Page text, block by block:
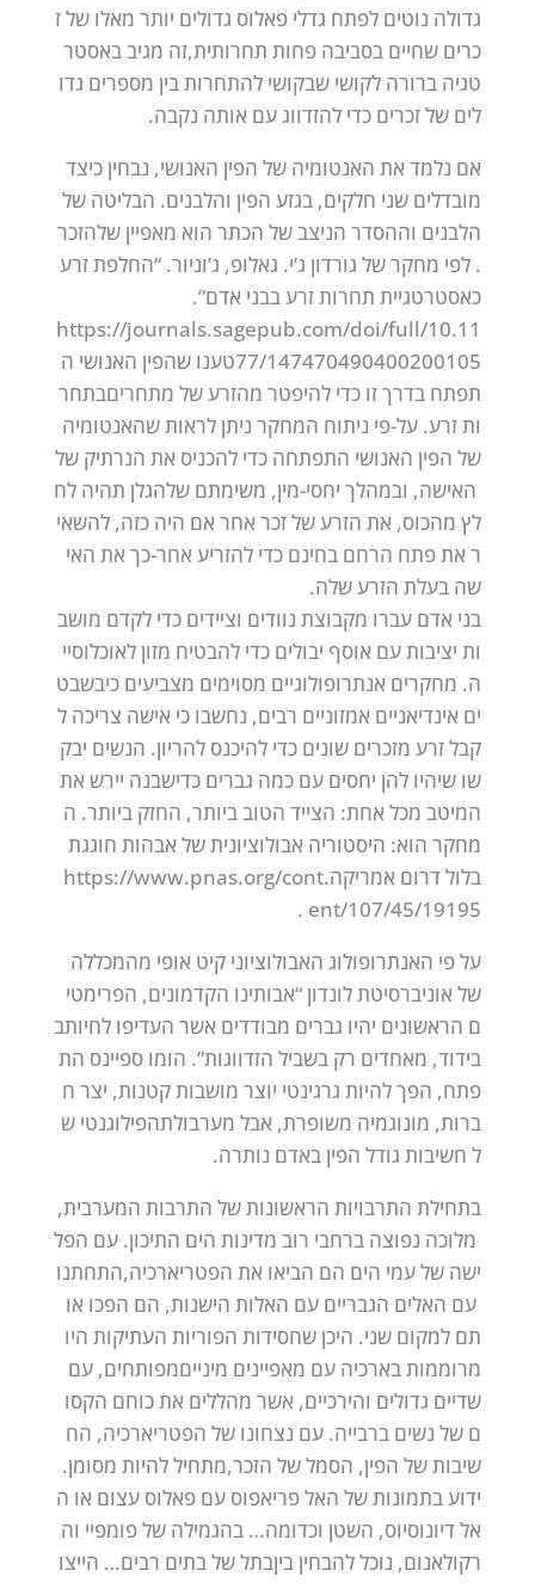
גדולה נוטים לפתח גדלי פאלוס גדולים יותר מאלו שלז
כרים שחיים בסביבה פחות תחרותית,זה מגיבבאסטר
טגיה ברורה לקושי שבקושי להתחרותבין מספרים גדו
לים שלזכרים כדי להזדווגעם אותה נקבה.
אם נלמד את האנטומיה של הפין האנושי, נבחין כיצד
מובדלים שני חלקים, בגזע הפין והלבנים. הבליטה של
הלבנים וההסדר הניצבשל הכתר הוא מאפיין שלהזכר
. לפי מחקרשל גורדון ג’י. גאלופ, ג’וניור. “החלפתזרע
כאסטרטגיית תחרותזרעבבני אדם”.
https://journals.sagepub.com/doi/full/10.11
77/147470490400200105טענו שהפין האנושי ה
תפתח בדרךזו כדי להיפטר מהזרעשל מתחריםבתחר
ותזרע. על-פי ניתוח המחקר ניתן לראותשהאנטומיה
של הפין האנושי התפתחה כדי להכניס את הנרתיק של
האישה, ובמהלך יחסי-מין, משימתם שלהגלן תהיה לח
לץ מהכוס, את הזרעשלזכר אחר אם היה כזה, להשאי
ר אתפתח הרחם בחינם כדי להזריע אחר-כך את האי
שה בעלת הזרעשלה.
בני אדם עברו מקבוצת נוודים וציידים כדי לקדם מושב
ות יציבותעם אוסף יבולים כדי להבטיח מזון לאוכלוסיי
ה. מחקרים אנתרופולוגיים מסוימים מצביעים כיבשבט
ים אינדיאניים אמזוניים רבים, נחשבו כי אישה צריכה ל
קבלזרע מזכרים שונים כדי להיכנס להריון. הנשים יבק
שו שיהיו להן יחסים עם כמה גברים כדישבנה יירש את
המיטב מכל אחת: הצייד הטובביותר, החזק ביותר. ה
מחקר הוא: היסטוריה אבולוציוניתשל אבהות חוגגת
בלולדרום אמריקה.https://www.pnas.org/cont
ent/107/45/19195
.
עלפי האנתרופולוג האבולוציוני קיט אופי מהמכללה
של אוניברסיטתלונדון “אבותינו הקדמונים, הפרימטי
ם הראשונים יהיו גברים מבודדים אשר העדיפו לחיותב
בידוד, מאחדים רק בשביל הזדווגות”. הומו ספיינס הת
פתח, הפךלהיות גרגינטי יוצר מושבותקטנות, יצר ח
ברות, מונוגמיה משופרת, אבל מערבולתהפילוגנטי ש
ל חשיבות גודל הפין באדם נותרה.
בתחילת התרבויות הראשונותשל התרבות המערבית,
מלוכה נפוצה ברחבי רוב מדינות הים התיכון. עם הפל
ישה שלעמי הים הם הביאו את הפטריארכיה,התחתנו
עם האלים הגבריים עם האלות הישנות, הם הפכו או
תם למקום שני. היכן שחסידות הפוריות העתיקות היו
מרוממותבארכיה עם מאפיינים מינייםמפותחים, עם
שדיים גדולים והירכיים, אשר מהללים אתכוחם הקסו
ם של נשים ברבייה. עם נצחונו של הפטריארכיה, הח
שיבותשל הפין, הסמלשל הזכר,מתחיללהיות מסומן.
ידועבתמונותשל האלפריאפוס עם פאלוס עצום או ה
אלדיונוסיוס, השטן וכדומה… בהגמילה שלפומפיי וה
רקולאנום, נוכללהבחין ביןבתלשלבתים רבים… הייצו